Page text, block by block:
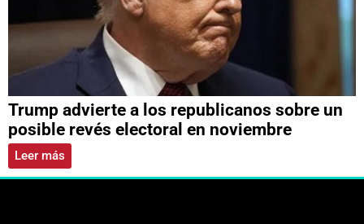
Trump advierte a los republicanos sobre un
posible revés electoral en noviembre
Leer más